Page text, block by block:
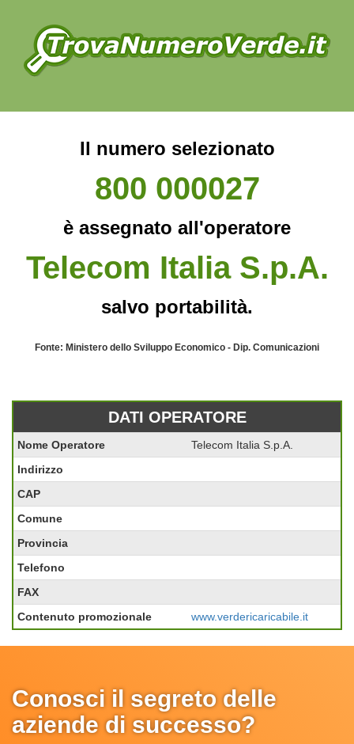
Il numero selezionato
800 000027
è assegnato all'operatore
Telecom Italia S.p.A.
salvo portabilità.
Fonte: Ministero dello Sviluppo Economico - Dip. Comunicazioni
DATI OPERATORE
Nome Operatore
Telecom Italia S.p.A.
Indirizzo
CAP
Comune
Provincia
Telefono
FAX
Contenuto promozionale
www.verdericaricabile.it
Conosci il segreto delle
aziende di successo?